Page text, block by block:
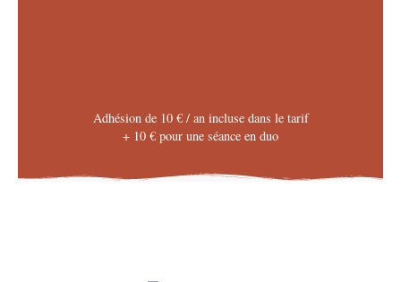
Adhésion de 10 € / an incluse dans le tarif
+ 10 € pour une séance en duo